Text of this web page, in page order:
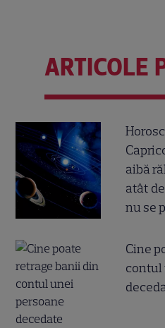
ARTICOLE
aibă
atât
nu se
Cine
contul